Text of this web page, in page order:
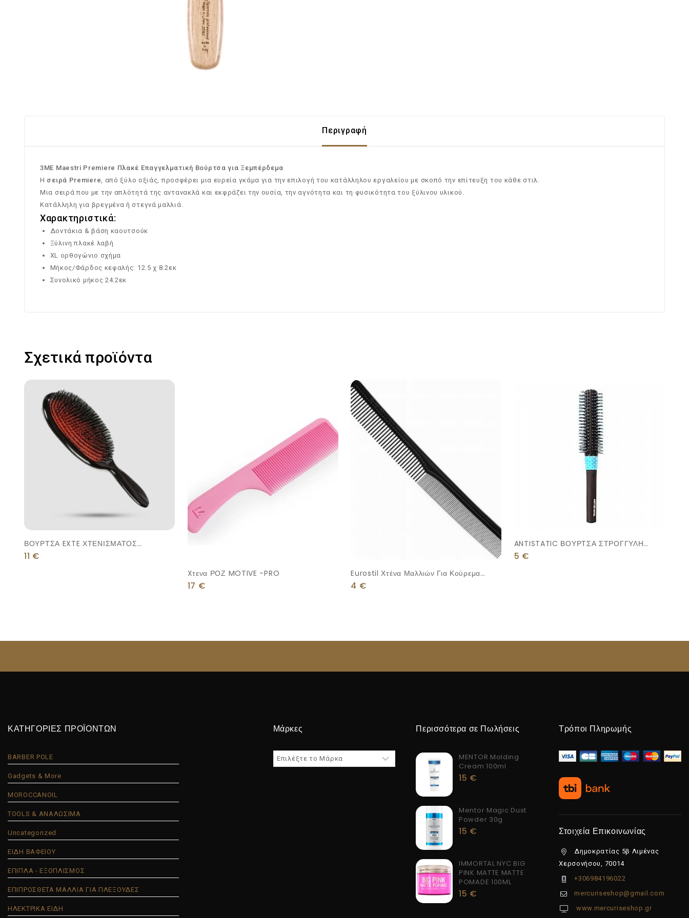
Περιγραφή
3ME Maestri Premiere Πλακέ Επαγγελματική Βούρτσα για Ξεμπέρδεμα
Η σειρά Premiere, από ξύλο οξιάς, προσφέρει μια ευρεία γκάμα για την επιλογή του κατάλληλου εργαλείου με σκοπό την επίτευξη του κάθε στιλ.
Μια σειρά που με την απλότητά της αντανακλά και εκφράζει την ουσία, την αγνότητα και τη φυσικότητα του ξύλινου υλικού.
Κατάλληλη για βρεγμένα ή στεγνά μαλλιά.
Χαρακτηριστικά:
Δοντάκια & βάση καουτσούκ
Ξύλινη πλακέ λαβή
XL ορθογώνιο σχήμα
Μήκος/Φάρδος κεφαλής: 12.5 χ 8.2εκ
Συνολικό μήκος 24.2εκ
Σχετικά προϊόντα
ΒΟΥΡΤΣΑ EXTE ΧΤΕΝΙΣΜΑΤΟΣ
ΜΑΛΑΚΗ ΤΡΙΧΑ
11 €
Xτενα ΡΟΖ MOTIVE -PRO
17 €
Eurostil Χτένα Μαλλιών Για Κούρεμα
Μαύρη
4 €
ANTISTATIC ΒΟΥΡΤΣΑ ΣΤΡΟΓΓΥΛΗ
365mm
5 €
ΚΑΤΗΓΟΡΙΕΣ ΠΡΟΪΟΝΤΩΝ
BARBER POLE
Gadgets & More
MOROCCANOIL
TOOLS & ΑΝΑΛΩΣΙΜΑ
Uncategorized
ΕΙΔΗ ΒΑΦΕΙΟΥ
ΕΠΙΠΛΑ - ΕΞΟΠΛΙΣΜΟΣ
ΕΠΙΠΡΟΣΘΕΤΑ ΜΑΛΛΙΑ ΓΙΑ ΠΛΕΞΟΥΔΕΣ
ΗΛΕΚΤΡΙΚΑ ΕΙΔΗ
Μάρκες Περισσότερα σε Πωλήσεις
MENTOR Molding
Cream 100ml
15 €
Mentor Magic Dust
Powder 30g
15 €
IMMORTAL NYC BIG
PINK MATTE MATTE
POMADE 100ML
15 €
Τρόποι Πληρωμής
Στοιχεία Επικοινωνίας
Δημοκρατίας 5β Λιμένας
Χερσονήσου, 70014
+306984196022
mercuriseshop@gmail.com
www.mercuriseshop.gr